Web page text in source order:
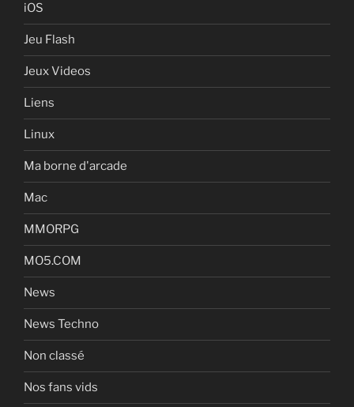
iOS
Jeu Flash
Jeux Videos
Liens
Linux
Ma borne d'arcade
Mac
MMORPG
MO5.COM
News
News Techno
Non classé
Nos fans vids